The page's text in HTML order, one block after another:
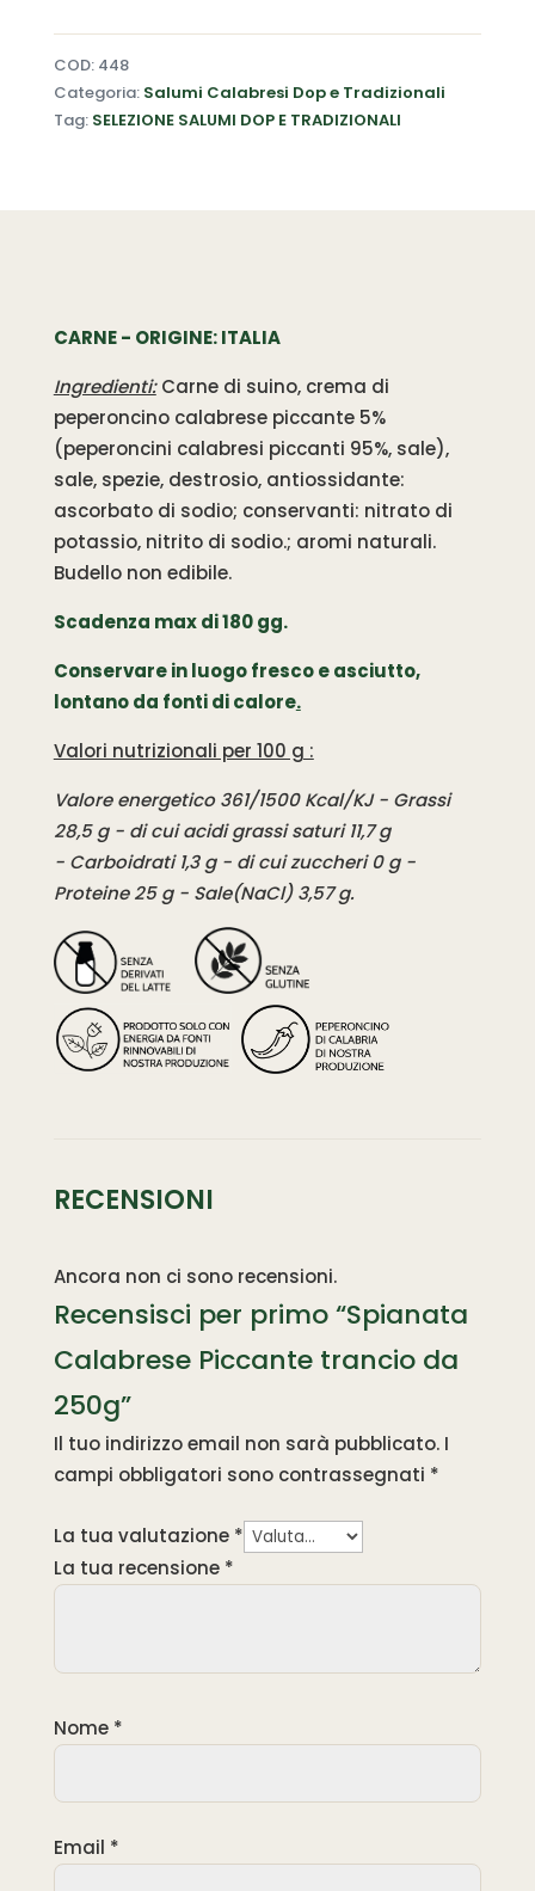
COD: 448
Categoria: Salumi Calabresi Dop e Tradizionali
Tag: SELEZIONE SALUMI DOP E TRADIZIONALI
CARNE - ORIGINE: ITALIA
Ingredienti:Carne di suino, crema di
peperoncino calabrese piccante 5%
(peperoncini calabresi piccanti 95%, sale),
sale, spezie, destrosio, antiossidante:
ascorbato di sodio; conservanti: nitrato di
potassio, nitrito di sodio.; aromi naturali.
Budello non edibile.
Scadenza max di 180 gg.
Conservare in luogo fresco e asciutto,
lontano da fonti di calore.
Valori nutrizionali per 100 g :
Valore energetico 361/1500 Kcal/KJ - Grassi
28,5 g - di cui acidi grassi saturi 11,7 g
- Carboidrati 1,3 g - di cui zuccheri 0 g -
Proteine 25 g - Sale(NaCl) 3,57 g.
RECENSIONI
Ancora non ci sono recensioni.
Recensisci per primo “Spianata
Calabrese Piccante trancio da
250g”
Il tuo indirizzo email non sarà pubblicato. I
campi obbligatori sono contrassegnati *
La tua valutazione *
La tua recensione *
Nome *
Email *